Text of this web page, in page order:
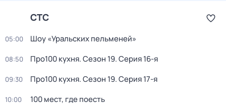
СТС
05:00 Шоу «Уральских пельменей»
08:50 Про100 кухня. Сезон 19. Серия 16-я
09:30 Про100 кухня. Сезон 19. Серия 17-я
10:00 100 мест, где поесть